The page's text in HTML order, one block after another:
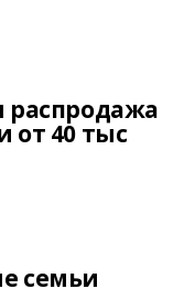
распродажа
от 40 тыс
семьи